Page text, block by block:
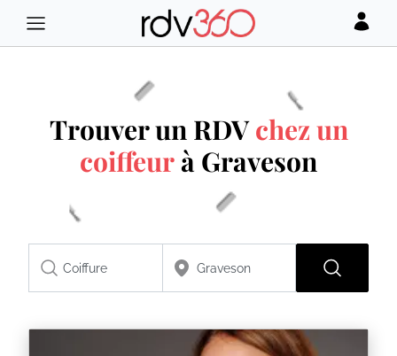
Trouver un RDVchez un
coiffeurà Graveson